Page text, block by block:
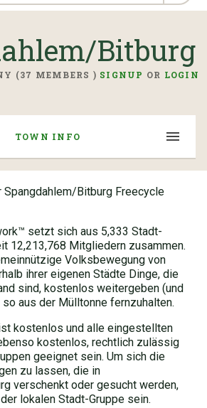
Bitburg
(37 MEMBERS ) SIGNUP OR LOGIN
TOWN INFO
Bitburg Freecycle
setzt sich aus 5,333 Stadt-
12,213,768 Mitgliedern zusammen.
Volksbewegung von
ihrer eigenen Städte Dinge, die
sind, kostenlos weitergeben (und
aus der Mülltonne fernzuhalten.
kostenlos und alle eingestellten
kostenlos, rechtlich zulässig
geeignet sein. Um sich die
zu lassen, die in
verschenkt oder gesucht werden,
lokalen Stadt-Gruppe sein.